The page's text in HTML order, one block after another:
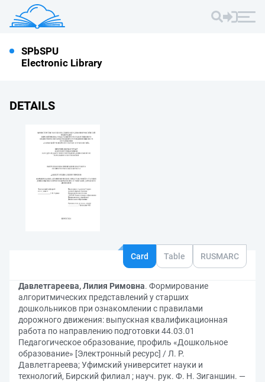
SPbSPU
Electronic Library
DETAILS
Card Table RUSMARC
Давлетгареева, Лилия Римовна. Формирование
алгоритмических представлений у старших
дошкольников при ознакомлении с правилами
дорожного движения: выпускная квалификационная
работа по направлению подготовки 44.03.01
Педагогическое образование, профиль «Дошкольное
образование» [Электронный ресурс] / Л. Р.
Давлетгареева; Уфимский университет науки и
технологий, Бирский филиал ; науч. рук. Ф. Н. Зиганшин. —